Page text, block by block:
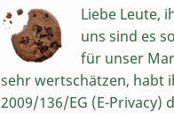
Liebe Leute,
uns sind es
für unser
sehr wertschätzen, habt
2009/136/EG (E-